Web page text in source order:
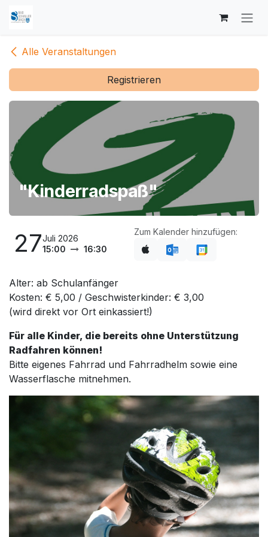
Alle Veranstaltungen
Registrieren
"Kinderradspaß"
27Juli 2026
15:00
16:30
Zum Kalender hinzufügen:
Alter: ab Schulanfänger
Kosten: € 5,00 / Geschwisterkinder: € 3,00
(wird direkt vor Ort einkassiert!)
Für alle Kinder, die bereits ohne Unterstützung
Radfahren können!
Bitte eigenes Fahrrad und Fahrradhelm sowie eine
Wasserflasche mitnehmen.